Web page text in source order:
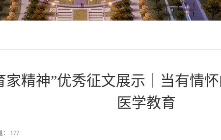
家精神”优秀征文展示｜当有情
医学教育
177